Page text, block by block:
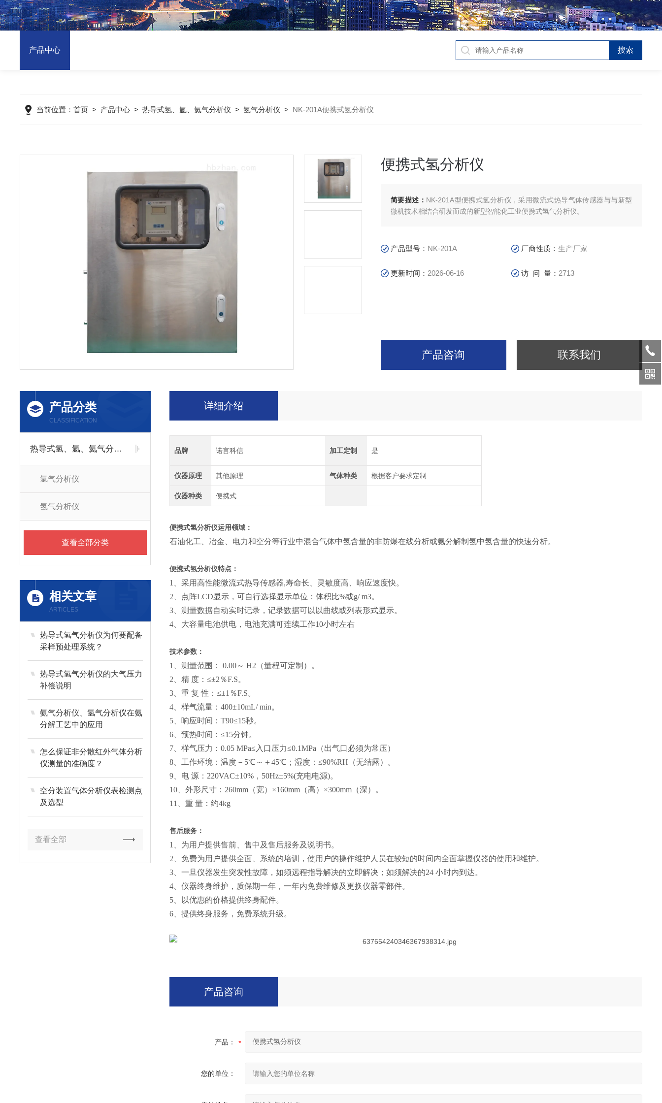
产品中心
当前位置：首页 > 产品中心 >热导式氢、氩、氦气分析仪 >氢气分析仪 > NK-201A便携式氢分析仪
便携式氢分析仪
简要描述： NK-201A型便携式氢分析仪，采用微流式热导气体传感器与与新型
微机技术相结合研发而成的新型智能化工业便携式氢气分析仪。
产品型号： NK-201A 厂商性质：生产厂家
更新时间： 2026-06-16 访 问 量： 2713
产品咨询 联系我们
产品分类
CLASSIFICATION
热导式氢、氩、氦气分析仪
氩气分析仪
氢气分析仪
查看全部分类
相关文章
ARTICLES
热导式氢气分析仪为何要配备
采样预处理系统？
热导式氢气分析仪的大气压力
补偿说明
氨气分析仪、氢气分析仪在氨
分解工艺中的应用
怎么保证非分散红外气体分析
仪测量的准确度？
空分装置气体分析仪表检测点
及选型
查看全部
详细介绍
品牌 诺言科信 加工定制 是
仪器原理 其他原理 气体种类 根据客户要求定制
仪器种类 便携式
便携式氢分析仪运用领域：
石油化工、冶金、电力和空分等行业中混合气体中氢含量的非防爆在线分析或氨分解制氢中氢含量的快速分析。
便携式氢分析仪特点：
1、采用高性能微流式热导传感器,寿命长、灵敏度高、响应速度快。
2、点阵LCD显示，可自行选择显示单位：体积比%或g/ m3。
3、测量数据自动实时记录，记录数据可以以曲线或列表形式显示。
4、大容量电池供电，电池充满可连续工作10小时左右
技术参数：
1、测量范围： 0.00～ H2（量程可定制）。
2、精 度：≤±2％F.S。
3、重 复 性：≤±1％F.S。
4、样气流量：400±10mL/ min。
5、响应时间：T90≤15秒。
6、预热时间：≤15分钟。
7、样气压力：0.05 MPa≤入口压力≤0.1MPa（出气口必须为常压）
8、工作环境：温度－5℃～＋45℃；湿度：≤90%RH（无结露）。
9、电 源：220VAC±10%，50Hz±5%(充电电源)。
10、外形尺寸：260mm（宽）×160mm（高）×300mm（深）。
11、重 量：约4kg
售后服务：
1、为用户提供售前、售中及售后服务及说明书。
2、免费为用户提供全面、系统的培训，使用户的操作维护人员在较短的时间内全面掌握仪器的使用和维护。
3、一旦仪器发生突发性故障，如须远程指导解决的立即解决；如须解决的24 小时内到达。
4、仪器终身维护，质保期一年，一年内免费维修及更换仪器零部件。
5、以优惠的价格提供终身配件。
6、提供终身服务，免费系统升级。
产品咨询
产品：
您的单位：